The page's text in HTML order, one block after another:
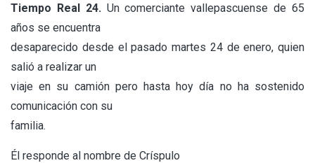
Tiempo Real 24. Un comerciante vallepascuense de 65
años se encuentra
desaparecido desde el pasado martes 24 de enero, quien
salió a realizar un
viaje en su camión pero hasta hoy día no ha sostenido
comunicación con su
familia.
Él responde al nombre de Críspulo